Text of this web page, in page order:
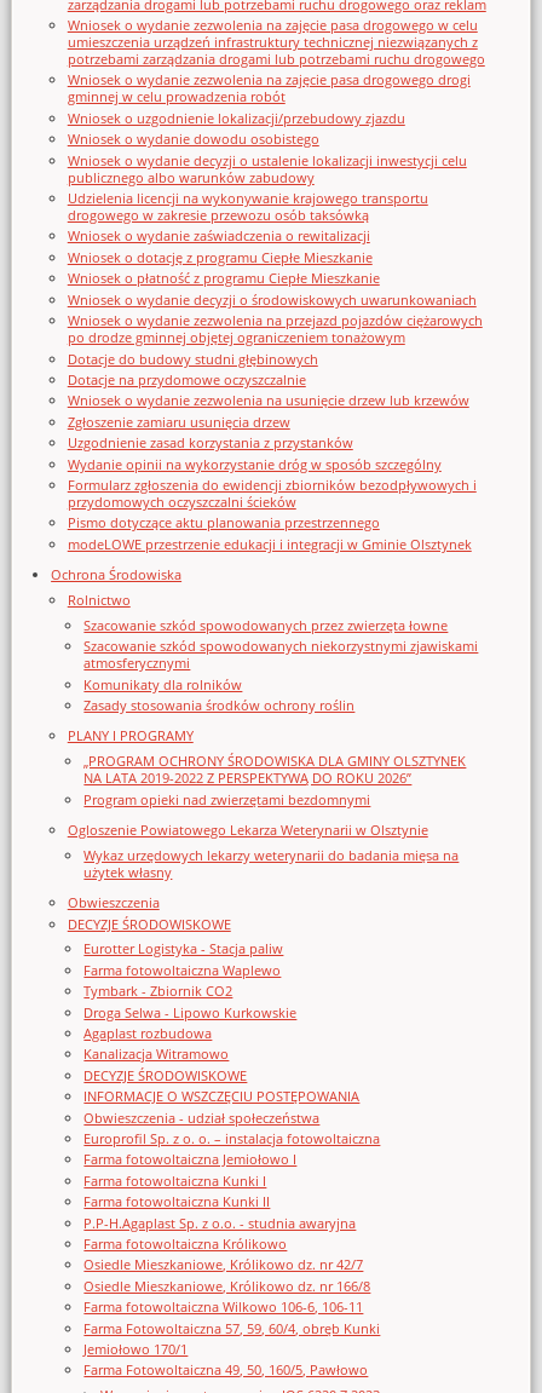
zarządzania drogami lub potrzebami ruchu drogowego oraz reklam
Wniosek o wydanie zezwolenia na zajęcie pasa drogowego w celu
umieszczenia urządzeń infrastruktury technicznej niezwiązanych z
potrzebami zarządzania drogami lub potrzebami ruchu drogowego
Wniosek o wydanie zezwolenia na zajęcie pasa drogowego drogi
gminnej w celu prowadzenia robót
Wniosek o uzgodnienie lokalizacji/przebudowy zjazdu
Wniosek o wydanie dowodu osobistego
Wniosek o wydanie decyzji o ustalenie lokalizacji inwestycji celu
publicznego albo warunków zabudowy
Udzielenia licencji na wykonywanie krajowego transportu
drogowego w zakresie przewozu osób taksówką
Wniosek o wydanie zaświadczenia o rewitalizacji
Wniosek o dotację z programu Ciepłe Mieszkanie
Wniosek o płatność z programu Ciepłe Mieszkanie
Wniosek o wydanie decyzji o środowiskowych uwarunkowaniach
Wniosek o wydanie zezwolenia na przejazd pojazdów ciężarowych
po drodze gminnej objętej ograniczeniem tonażowym
Dotacje do budowy studni głębinowych
Dotacje na przydomowe oczyszczalnie
Wniosek o wydanie zezwolenia na usunięcie drzew lub krzewów
Zgłoszenie zamiaru usunięcia drzew
Uzgodnienie zasad korzystania z przystanków
Wydanie opinii na wykorzystanie dróg w sposób szczególny
Formularz zgłoszenia do ewidencji zbiorników bezodpływowych i
przydomowych oczyszczalni ścieków
Pismo dotyczące aktu planowania przestrzennego
modeLOWE przestrzenie edukacji i integracji w Gminie Olsztynek
Ochrona Środowiska
Rolnictwo
Szacowanie szkód spowodowanych przez zwierzęta łowne
Szacowanie szkód spowodowanych niekorzystnymi zjawiskami
atmosferycznymi
Komunikaty dla rolników
Zasady stosowania środków ochrony roślin
PLANY I PROGRAMY
„PROGRAM OCHRONY ŚRODOWISKA DLA GMINY OLSZTYNEK
NA LATA 2019-2022 Z PERSPEKTYWĄ DO ROKU 2026”
Program opieki nad zwierzętami bezdomnymi
Ogloszenie Powiatowego Lekarza Weterynarii w Olsztynie
Wykaz urzędowych lekarzy weterynarii do badania mięsa na
użytek własny
Obwieszczenia
DECYZJE ŚRODOWISKOWE
Eurotter Logistyka - Stacja paliw
Farma fotowoltaiczna Waplewo
Tymbark - Zbiornik CO2
Droga Selwa - Lipowo Kurkowskie
Agaplast rozbudowa
Kanalizacja Witramowo
DECYZJE ŚRODOWISKOWE
INFORMACJE O WSZCZĘCIU POSTĘPOWANIA
Obwieszczenia - udział społeczeństwa
Europrofil Sp. z o. o. – instalacja fotowoltaiczna
Farma fotowoltaiczna Jemiołowo I
Farma fotowoltaiczna Kunki I
Farma fotowoltaiczna Kunki II
P.P-H.Agaplast Sp. z o.o. - studnia awaryjna
Farma fotowoltaiczna Królikowo
Osiedle Mieszkaniowe, Królikowo dz. nr 42/7
Osiedle Mieszkaniowe, Królikowo dz. nr 166/8
Farma fotowoltaiczna Wilkowo 106-6, 106-11
Farma Fotowoltaiczna 57, 59, 60/4, obręb Kunki
Jemiołowo 170/1
Farma Fotowoltaiczna 49, 50, 160/5, Pawłowo